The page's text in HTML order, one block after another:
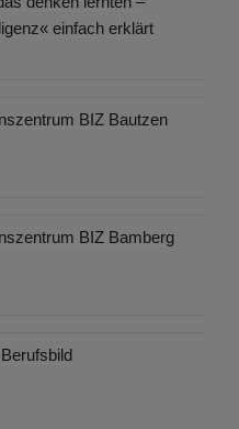
einfach erklärt
BIZ Bautzen
BIZ Bamberg